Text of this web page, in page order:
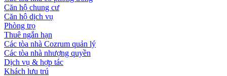
Căn hộ chung cư
Căn hộ dịch vụ
Phòng trọ
Thuê ngắn hạn
Các tòa nhà Cozrum quản lý
Các tòa nhà nhượng quyền
Dịch vụ & hợp tác
Khách lưu trú